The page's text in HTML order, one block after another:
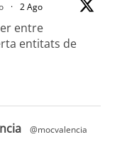
· 2 Ago
entre
entitats de
@mocvalencia